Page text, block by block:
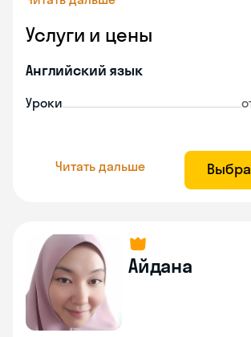
Услуги и цены
Английский язык
Уроки
Читать дальше
Айдана